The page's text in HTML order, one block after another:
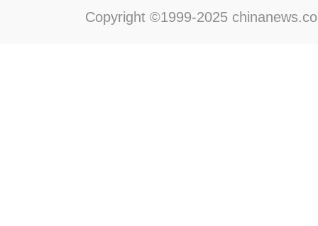
Copyright ©1999-2025